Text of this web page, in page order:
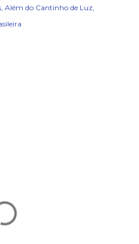
Além do Cantinho de Luz